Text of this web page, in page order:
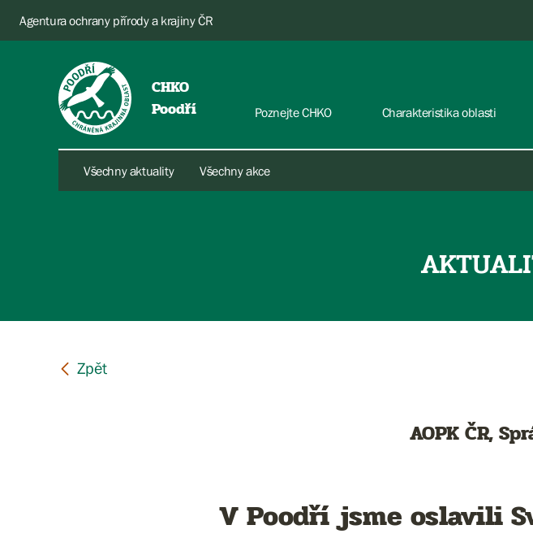
Agentura ochrany přírody a krajiny ČR
CHKO
Poodří
Poznejte CHKO Charakteristika oblasti
Všechny aktuality Všechny akce
AOPK ČR,
V Poodří jsme oslavili